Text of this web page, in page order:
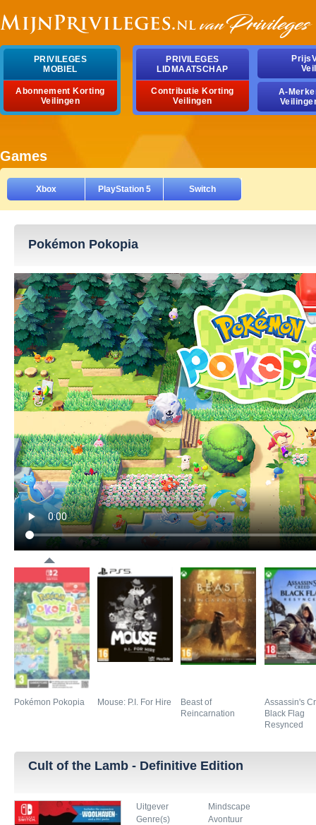
PRIVILEGES
MOBIEL
Abonnement Korting
Veilingen
PRIVILEGES
LIDMAATSCHAP
Contributie Korting
Veilingen
A-
Games
Xbox PlayStation 5 Switch
Pokémon Pokopia
Pokémon Pokopia Mouse: P.I. For Hire
Beast of
Reincarnation
Assassin's
Black Flag
Resynced
Cult of the Lamb - Definitive Edition
Uitgever
Mindscape
Genre(s)
Avontuur